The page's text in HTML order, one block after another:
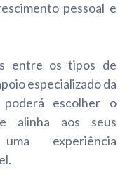
pessoal e
entre os tipos de
especializado da
escolher o
alinha aos seus
experiência